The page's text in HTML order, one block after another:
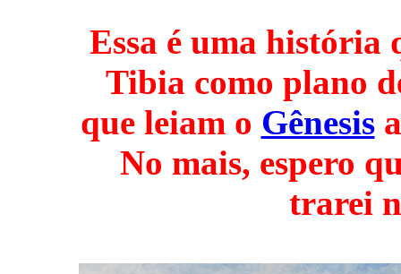
Essa é uma história
Tibia como plano
que leiam o Gênesis
No mais, espero
trarei